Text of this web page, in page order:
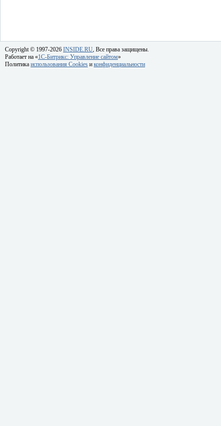
Copyright © 1997-2026 INSIDE.RU, Все права защищены.
Работает на «1C-Битрикс: Управление сайтом»
Политика использования Cookies и конфиденциальности